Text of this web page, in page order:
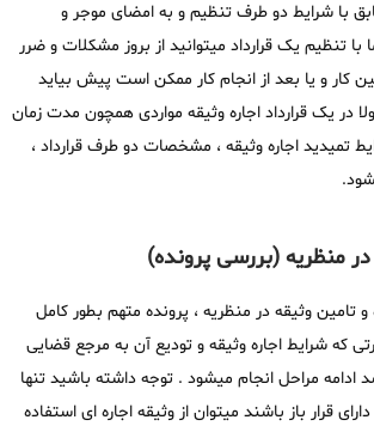
با شرایط دو طرف تنظیم و به امضای موجر و
تنظیم یک قرارداد میتوانید از بروز مشکلات و ضرر
کار و یا بعد از انجام کار ممکن است پیش بیاید
در یک قرارداد اجاره وثیقه مواردی همچون مدت زمان
تمیدید اجاره وثیقه ، مشخصات دو طرف قرارداد ،
و تامین وثیقه در منظریه ، پرونده متهم بطور کامل
که شرایط اجاره وثیقه و تودیع آن به مرجع قضایی
ادامه مراحل انجام میشود . توجه داشته باشید تنها
قرار باز باشند میتوان از وثیقه اجاره ای استفاده